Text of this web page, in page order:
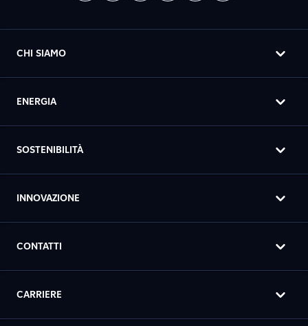
CHI SIAMO
ENERGIA
SOSTENIBILITÀ
INNOVAZIONE
CONTATTI
CARRIERE